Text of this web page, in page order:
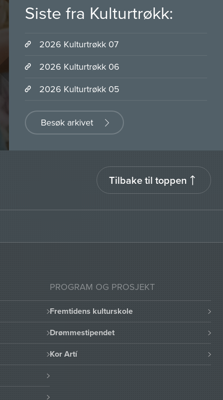
Siste fra Kulturtrøkk:
2026 Kulturtrøkk 07
2026 Kulturtrøkk 06
2026 Kulturtrøkk 05
Besøk arkivet
Tilbake til toppen
PROGRAM OG PROSJEKT
Fremtidens kulturskole
Drømmestipendet
Kor Artí